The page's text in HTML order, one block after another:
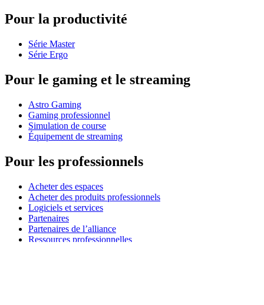
Pour la productivité
Série Master
Série Ergo
Pour le gaming et le streaming
Astro Gaming
Gaming professionnel
Simulation de course
Équipement de streaming
Pour les professionnels
Acheter des espaces
Acheter des produits professionnels
Logiciels et services
Partenaires
Partenaires de l’alliance
Ressources professionnelles